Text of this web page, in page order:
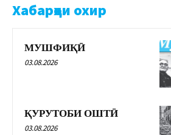
Хабарҳои охир
МУШФИҚӢ
03.08.2026
ҚУРУТОБИ ОШТӢ
03.08.2026